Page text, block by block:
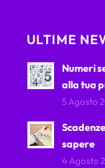
ULTIME
Numeri
alla tua
5 Agosto
sapere
4 Agosto